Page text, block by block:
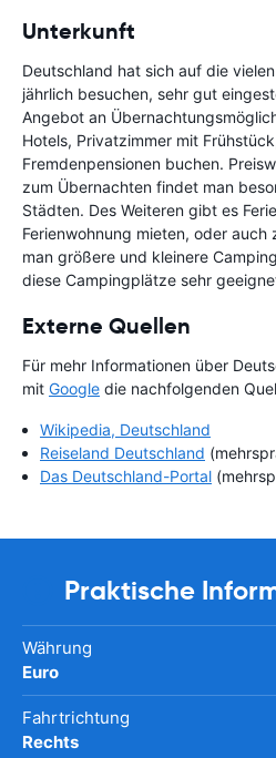
Unterkunft
Deutschland hat sich auf die
jährlich besuchen, sehr gut
Angebot an
Hotels, Privatzimmer mit
Fremdenpensionen buchen.
zum Übernachten findet man
Städten. Des Weiteren gibt es
Ferienwohnung mieten, oder auch
man größere und kleinere
diese Campingplätze sehr
Externe Quellen
Für mehr Informationen über
mit Google die nachfolgenden
Wikipedia, Deutschland
Reiseland Deutschland
Das Deutschland-Portal
Praktische
Währung
Euro
Fahrtrichtung
Rechts